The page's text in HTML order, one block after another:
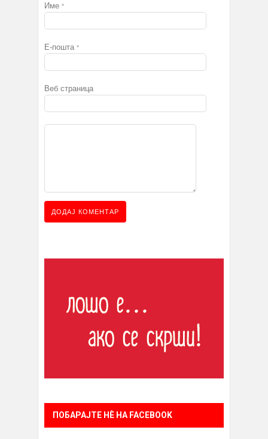
Име *
Е-пошта *
Веб страница
ПОБАРАЈТЕ НÈ НА FACEBOOK